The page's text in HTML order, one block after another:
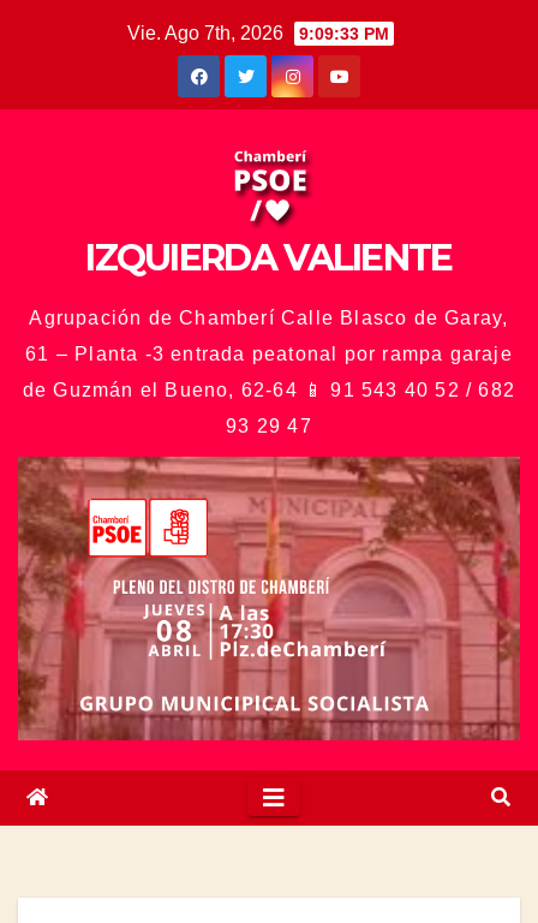
Vie. Ago 7th, 2026 9:09:34 PM
IZQUIERDA VALIENTE
Agrupación de Chamberí Calle Blasco de Garay,
61 – Planta -3 entrada peatonal por rampa garaje
de Guzmán el Bueno, 62-64 📱 91 543 40 52 / 682
93 29 47